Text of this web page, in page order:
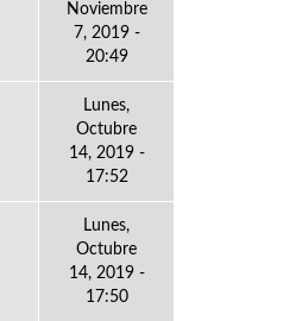
Noviembre
7, 2019 -
20:49
Lunes,
Octubre
14, 2019 -
17:52
Lunes,
Octubre
14, 2019 -
17:50